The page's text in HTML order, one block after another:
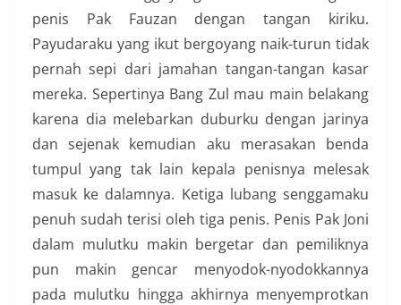
penis Pak Fauzan dengan tangan kiriku.
Payudaraku yang ikut bergoyang naik-turun tidak
pernah sepi dari jamahan tangan-tangan kasar
mereka. Sepertinya Bang Zul mau main belakang
karena dia melebarkan duburku dengan jarinya
dan sejenak kemudian aku merasakan benda
tumpul yang tak lain kepala penisnya melesak
masuk ke dalamnya. Ketiga lubang senggamaku
penuh sudah terisi oleh tiga penis. Penis Pak Joni
dalam mulutku makin bergetar dan pemiliknya
pun makin gencar menyodok-nyodokkannya
pada mulutku hingga akhirnya menyemprotkan